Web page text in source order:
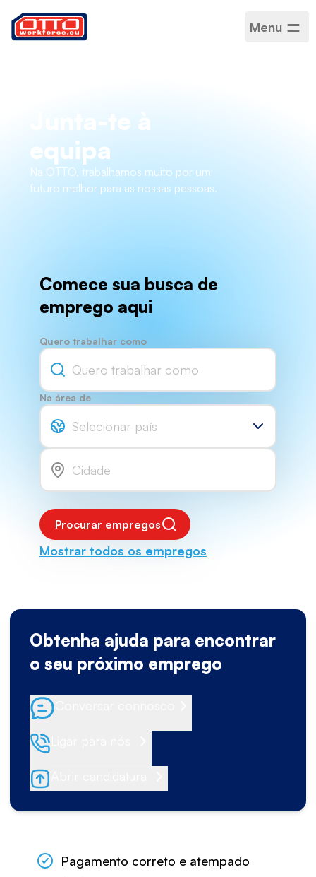
Menu
Junta-te à
equipa
Na OTTO, trabalhamos muito por um
futuro melhor para as nossas pessoas.
Comece sua busca de
emprego aqui
Quero trabalhar como
Na área de
Selecionar país
Procurar empregos
Mostrar todos os empregos
Obtenha ajuda para encontrar
o seu próximo emprego
Pagamento correto e atempado